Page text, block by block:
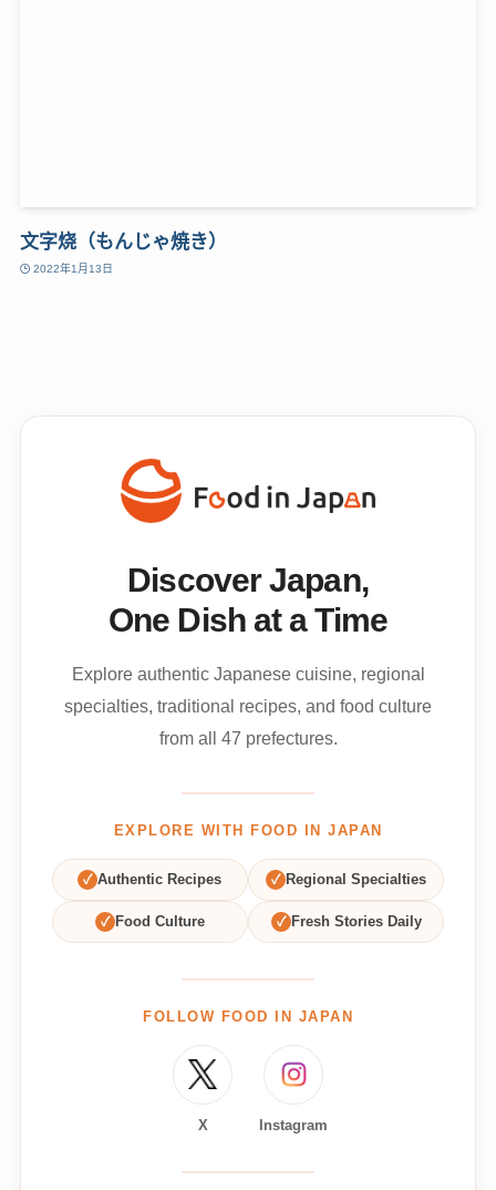
文字烧（もんじゃ焼き）
2022年1月13日
Discover Japan,
One Dish at a Time
Explore authentic Japanese cuisine, regional
specialties, traditional recipes, and food culture
from all 47 prefectures.
EXPLORE WITH FOOD IN JAPAN
✓ Authentic Recipes ✓ Regional Specialties
✓ Food Culture ✓ Fresh Stories Daily
FOLLOW FOOD IN JAPAN
X Instagram